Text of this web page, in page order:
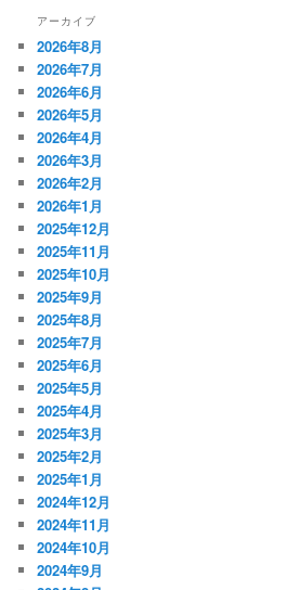
アーカイブ
2026年8月
2026年7月
2026年6月
2026年5月
2026年4月
2026年3月
2026年2月
2026年1月
2025年12月
2025年11月
2025年10月
2025年9月
2025年8月
2025年7月
2025年6月
2025年5月
2025年4月
2025年3月
2025年2月
2025年1月
2024年12月
2024年11月
2024年10月
2024年9月